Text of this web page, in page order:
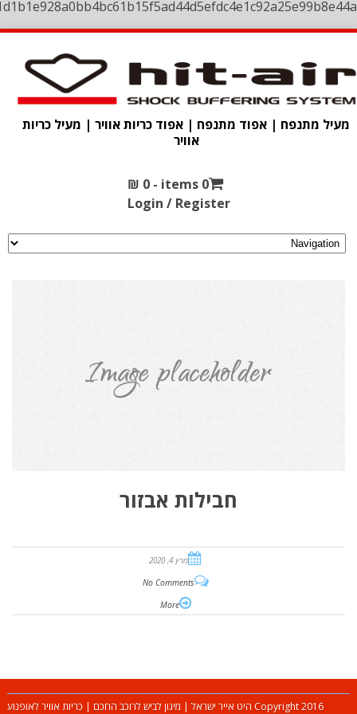
מעיל מתנפח | אפוד מתנפח | אפוד כריות אוויר | מעיל כריות
אוויר
0 items -
₪ 0
Login / Register
חבילות אבזור
מרץ 4, 2020
No Comments
More
Copyright 2016 היט אייר ישראל | מיגון לביש לרוכב החכם | כריות אוויר לאופנוע